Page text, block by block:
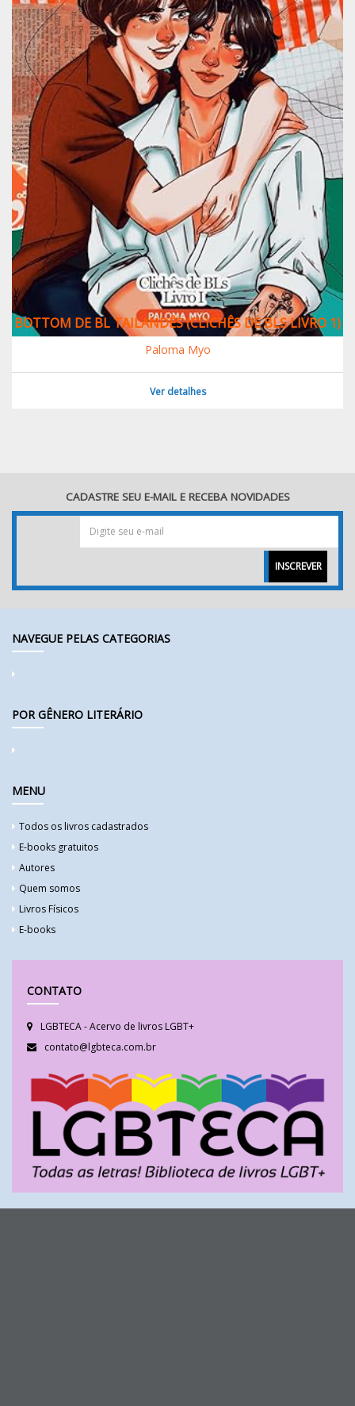
BOTTOM DE BL TAILANDÊS (CLICHÊS DE BLS LIVRO 1)
Paloma Myo
Ver detalhes
CADASTRE SEU E-MAIL E RECEBA NOVIDADES
INSCREVER
NAVEGUE PELAS CATEGORIAS
POR GÊNERO LITERÁRIO
MENU
Todos os livros cadastrados
E-books gratuitos
Autores
Quem somos
Livros Físicos
E-books
CONTATO
LGBTECA - Acervo de livros LGBT+
contato@lgbteca.com.br